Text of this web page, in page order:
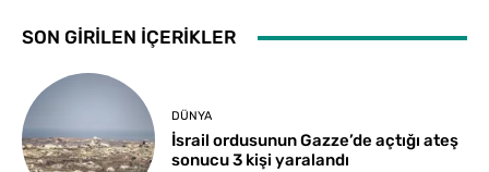
SON GİRİLEN İÇERİKLER
DÜNYA
İsrail ordusunun Gazze’de açtığı ateş
sonucu 3 kişi yaralandı